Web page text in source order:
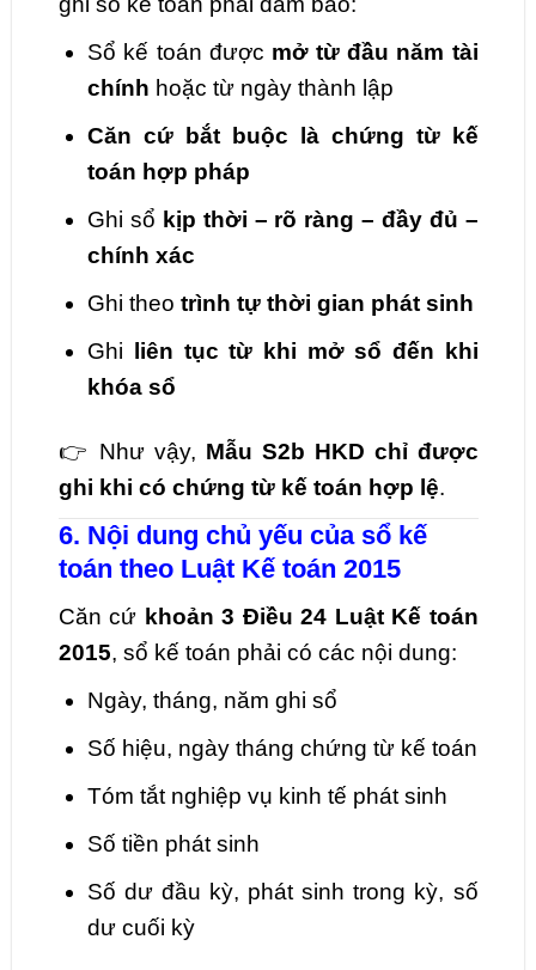
Sổ kế toán được mở từ đầu năm tài
chính hoặc từ ngày thành lập
Căn cứ bắt buộc là chứng từ kế
toán hợp pháp
Ghi sổ kịp thời – rõ ràng – đầy đủ –
chính xác
Ghi theotrình tự thời gian phát sinh
Ghi liên tục từ khi mở sổ đến khi
khóa sổ
👉 Như vậy, Mẫu S2b HKD chỉ được
ghi khi có chứng từ kế toán hợp lệ.
6. Nội dung chủ yếu của sổ kế
toán theo Luật Kế toán 2015
Căn cứ khoản 3 Điều 24 Luật Kế toán
2015, sổ kế toán phải có các nội dung:
Ngày, tháng, năm ghi sổ
Số hiệu, ngày tháng chứng từ kế toán
Tóm tắt nghiệp vụ kinh tế phát sinh
Số tiền phát sinh
Số dư đầu kỳ, phát sinh trong kỳ, số
dư cuối kỳ